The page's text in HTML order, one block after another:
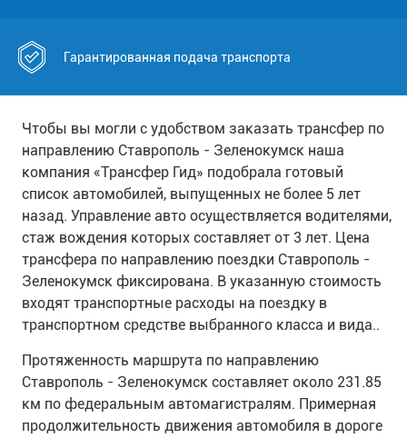
Гарантированная подача транспорта
Чтобы вы могли с удобством заказать трансфер по
направлению Ставрополь - Зеленокумск наша
компания «Трансфер Гид» подобрала готовый
список автомобилей, выпущенных не более 5 лет
назад. Управление авто осуществляется водителями,
стаж вождения которых составляет от 3 лет. Цена
трансфера по направлению поездки Ставрополь -
Зеленокумск фиксирована. В указанную стоимость
входят транспортные расходы на поездку в
транспортном средстве выбранного класса и вида..
Протяженность маршрута по направлению
Ставрополь - Зеленокумск составляет около 231.85
км по федеральным автомагистралям. Примерная
продолжительность движения автомобиля в дороге